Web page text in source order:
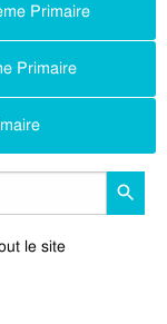
Primaire
Primaire
le site